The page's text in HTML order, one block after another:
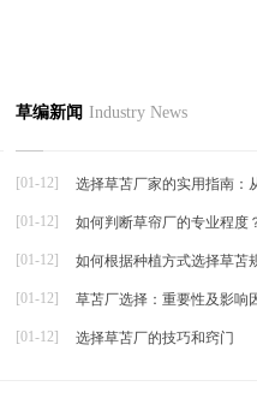
草编新闻 Industry News
[01-12] 选择草苫厂家的实用指南：
[01-12] 如何判断草帘厂的专业程度
[01-12] 如何根据种植方式选择草苫
[01-12] 草苫厂选择：重要性及影响
[01-12] 选择草苫厂的技巧和窍门